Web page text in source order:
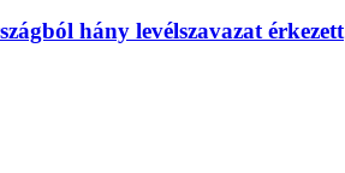
hány levélszavazat érkezett